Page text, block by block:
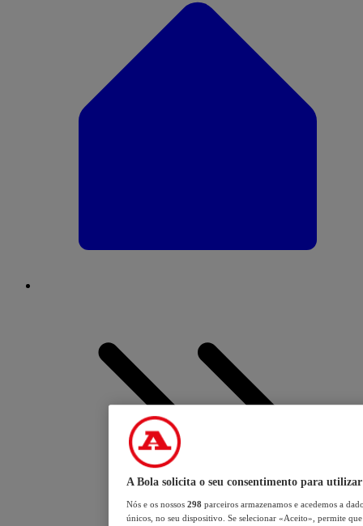
A Bola solicita o seu consentimento para utilizar
Nós e os nossos 298 parceiros armazenamos e acedemos a
únicos, no seu dispositivo. Se selecionar «Aceito», permite